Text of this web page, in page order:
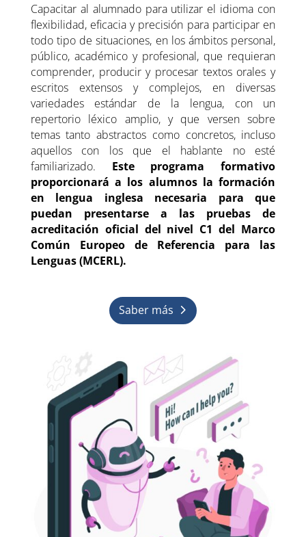
Capacitar al alumnado para utilizar el idioma con
flexibilidad, eficacia y precisión para participar en
todo tipo de situaciones, en los ámbitos personal,
público, académico y profesional, que requieran
comprender, producir y procesar textos orales y
escritos extensos y complejos, en diversas
variedades estándar de la lengua, con un
repertorio léxico amplio, y que versen sobre
temas tanto abstractos como concretos, incluso
aquellos con los que el hablante no esté
familiarizado. Este programa formativo
proporcionará a los alumnos la formación
en lengua inglesa necesaria para que
puedan presentarse a las pruebas de
acreditación oficial del nivel C1 del Marco
Común Europeo de Referencia para las
Lenguas (MCERL).
Saber más